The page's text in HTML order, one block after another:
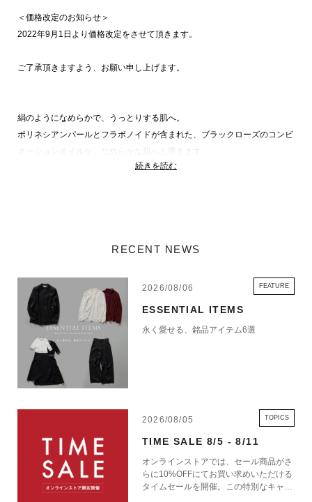
＜価格改定のお知らせ＞
2022年9月1日より価格改定をさせて頂きます。
ご了承頂きますよう、お願い申し上げます。
絹のようになめらかで、うっとりする肌へ。
ポリネシアンパールとフラボノイドが含まれた、ブラックローズのコンビ
開発リータ?ーて?ある美のアーティスト・コスメティック科学者の
を科学的に実証し、1997年に「アートサイエンス、シルハ?ーメタ?ル」
を受賞しています。
それぞれの目的に合わせた植物成分やエッセンシャルオイルをブレンド
し、そこに最大のスキンケア効果をもたらす科学的要素を取り入れて製品
化しています。
※沖縄県への「航空搭載出来ない商品（液体・クリーム類）」をご注文い
また、お届け日をご指定いただいた場合でもご希望に添えない可能性がご
ざいます。予めご了承ください。
続きを読む
RECENT NEWS
2026/08/06 FEATURE
ESSENTIAL ITEMS
永く愛せる、銘品アイテム6選
2026/08/05 TOPICS
TIME SALE 8/5 - 8/11
オンラインストアでは、セール商品がさ
らに10%OFFにてお買い求めいただける
タイムセールを開催。この特別なキャン